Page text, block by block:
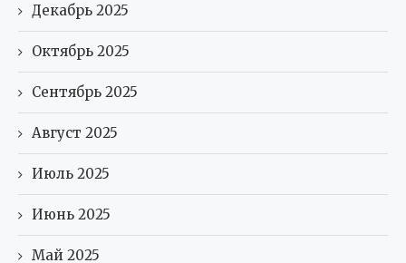
Декабрь 2025
Октябрь 2025
Сентябрь 2025
Август 2025
Июль 2025
Июнь 2025
Май 2025